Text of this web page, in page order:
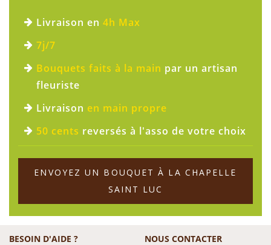
Livraison en 4h Max
7j/7
Bouquets faits à la main par un artisan
fleuriste
Livraison en main propre
50 cents reversés à l'asso de votre choix
ENVOYEZ UN BOUQUET À LA CHAPELLE
SAINT LUC
BESOIN D'AIDE ? NOUS CONTACTER